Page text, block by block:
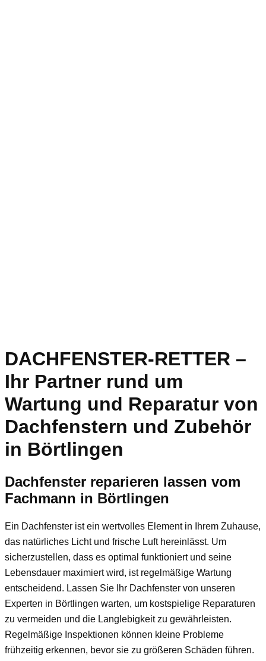
DACHFENSTER-RETTER –
Ihr Partner rund um
Wartung und Reparatur von
Dachfenstern und Zubehör
in Börtlingen
Dachfenster reparieren lassen vom
Fachmann in Börtlingen
Ein Dachfenster ist ein wertvolles Element in Ihrem Zuhause,
das natürliches Licht und frische Luft hereinlässt. Um
sicherzustellen, dass es optimal funktioniert und seine
Lebensdauer maximiert wird, ist regelmäßige Wartung
entscheidend. Lassen Sie Ihr Dachfenster von unseren
Experten in Börtlingen warten, um kostspielige Reparaturen
zu vermeiden und die Langlebigkeit zu gewährleisten.
Regelmäßige Inspektionen können kleine Probleme
frühzeitig erkennen, bevor sie zu größeren Schäden führen.